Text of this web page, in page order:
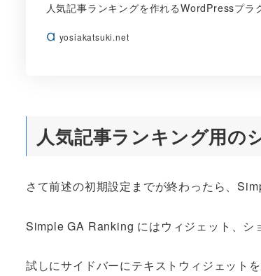
人気記事ランキングを作れるWordPressプ
yosiakatsuki.net
人気記事ランキング用の
さて前述の初期設定までが終わったら、
Simple GA Ranking にはウィジェット、シ
試しにサイドバーにテキストウィジェットを